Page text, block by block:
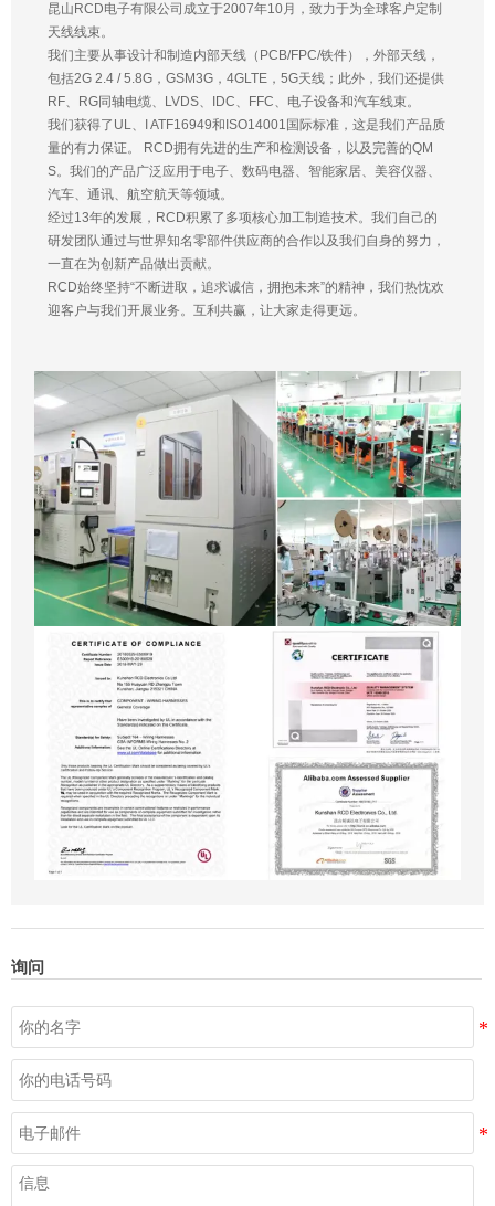
昆山RCD电子有限公司成立于2007年10月，致力于为全球客户定制
天线线束。
我们主要从事设计和制造内部天线（PCB/FPC/铁件），外部天线，
包括2G 2.4 / 5.8G，GSM3G，4GLTE，5G天线；此外，我们还提供
RF、RG同轴电缆、LVDS、IDC、FFC、电子设备和汽车线束。
我们获得了UL、I ATF16949和ISO14001国际标准，这是我们产品质
量的有力保证。 RCD拥有先进的生产和检测设备，以及完善的QM
S。我们的产品广泛应用于电子、数码电器、智能家居、美容仪器、
汽车、通讯、航空航天等领域。
经过13年的发展，RCD积累了多项核心加工制造技术。我们自己的
研发团队通过与世界知名零部件供应商的合作以及我们自身的努力，
一直在为创新产品做出贡献。
RCD始终坚持“不断进取，追求诚信，拥抱未来”的精神，我们热忱欢
迎客户与我们开展业务。互利共赢，让大家走得更远。
询问